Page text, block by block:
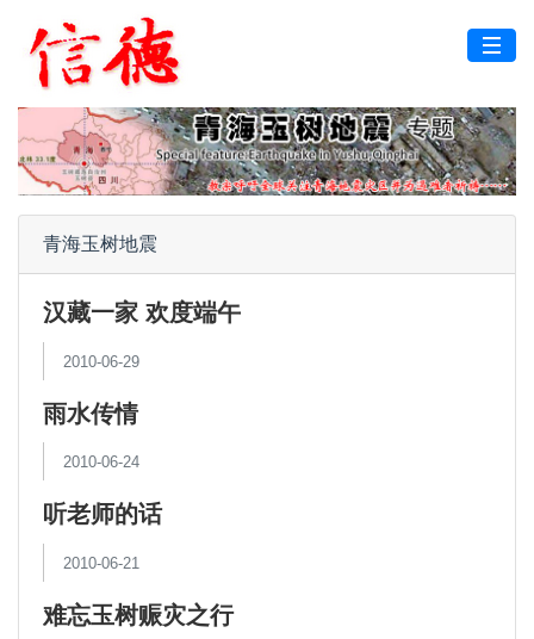
青海玉树地震
汉藏一家 欢度端午
2010-06-29
雨水传情
2010-06-24
听老师的话
2010-06-21
难忘玉树赈灾之行